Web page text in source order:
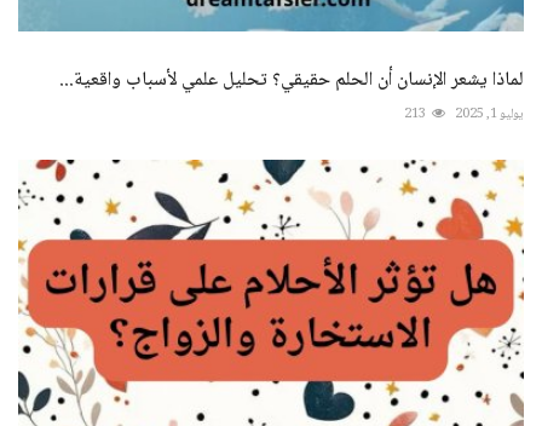
لماذا يشعر الإنسان أن الحلم حقيقي؟ تحليل علمي لأسباب واقعية...
يوليو 1, 2025 213